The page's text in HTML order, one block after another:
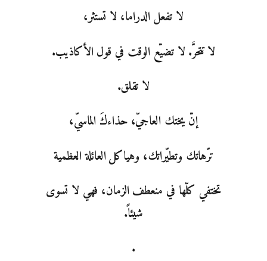
لا تفعل الدراما، لا تستثر،
لا تتحرَّ. لا تضيّع الوقت في قول الأكاذيب.
لا تقلق.
إنّ يختك العاجيّ، حذاءكَ الماسيّ،
ترّهاتك وتطيّراتك، وهياكل العائلة العظمية
تختفي كلّها في منعطف الزمان، فهي لا تسوى
شيئاً.
.